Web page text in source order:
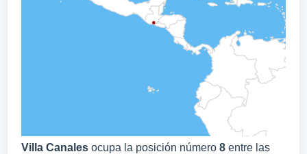
Villa Canales ocupa la posición número 8 entre las